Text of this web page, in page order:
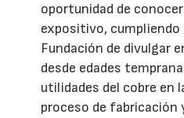
oportunidad de
expositivo, cumpliendo
Fundación de divulgar
desde edades
utilidades del cobre en
proceso de fabricación